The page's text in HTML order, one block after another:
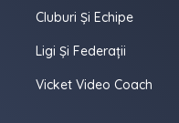
Cluburi Și Echipe
Ligi Și Federații
Vicket Video Coach